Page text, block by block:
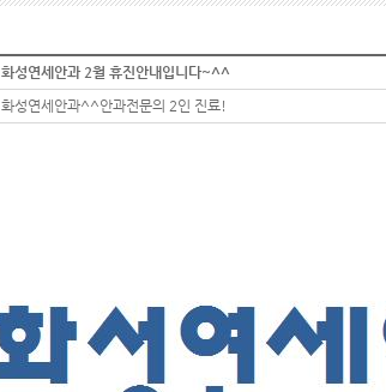
화성연세안과 2월 휴진안내입니다~^^
화성연세안과^^안과전문의 2인 진료!